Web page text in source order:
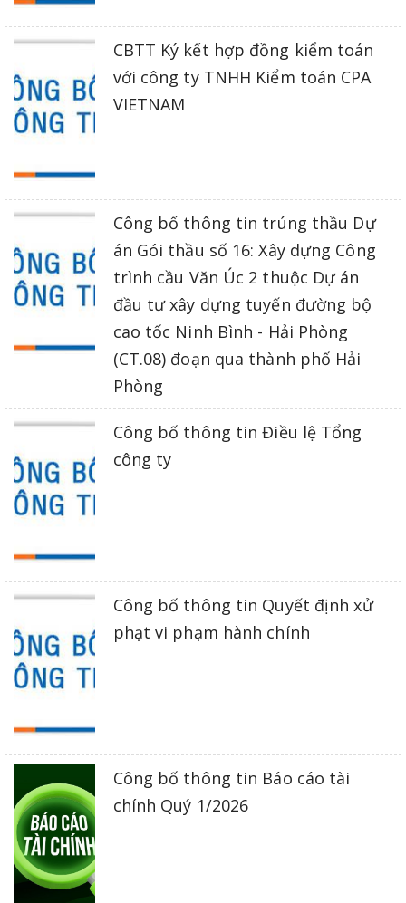
CBTT Ký kết hợp đồng kiểm toán
với công ty TNHH Kiểm toán CPA
VIETNAM
Công bố thông tin trúng thầu Dự
án Gói thầu số 16: Xây dựng Công
trình cầu Văn Úc 2 thuộc Dự án
đầu tư xây dựng tuyến đường bộ
cao tốc Ninh Bình - Hải Phòng
(CT.08) đoạn qua thành phố Hải
Phòng
Công bố thông tin Điều lệ Tổng
công ty
Công bố thông tin Quyết định xử
phạt vi phạm hành chính
Công bố thông tin Báo cáo tài
chính Quý 1/2026